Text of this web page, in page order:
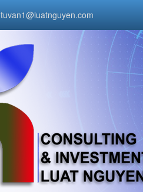
tuvan1@luatnguyen.com